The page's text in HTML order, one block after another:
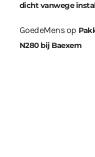
dicht vanwege
GoedeMensop
N280 bij Baexem